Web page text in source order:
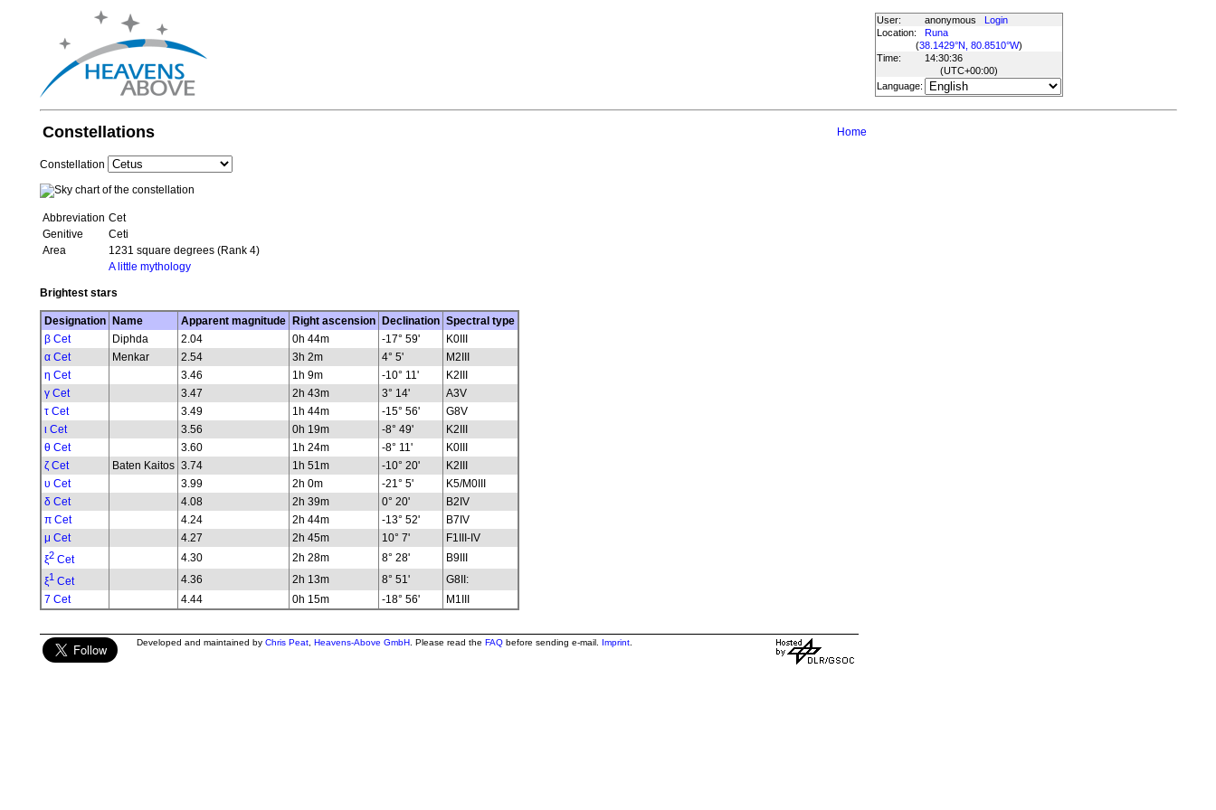
User: anonymous
Login
Location:
Runa
(38.1429°N, 80.8510°W)
Time:
14:30:36
(UTC+00:00)
Language:
Constellations Home
Constellation
Abbreviation Cet
Genitive
Ceti
Area
1231 square degrees (Rank 4)
A little mythology
Brightest stars
Designation Name Apparent magnitude Right ascension Declination Spectral type
β Cet
Diphda 2.04 0h 44m -17° 59'
K0III
α Cet
Menkar 2.54 3h 2m 4° 5'
M2III
η Cet
3.46 1h 9m -10° 11'
K2III
γ Cet
3.47 2h 43m 3° 14'
A3V
τ Cet
3.49 1h 44m -15° 56'
G8V
ι Cet
3.56 0h 19m -8° 49'
K2III
θ Cet
3.60 1h 24m -8° 11'
K0III
ζ Cet
Baten Kaitos 3.74 1h 51m -10° 20'
K2III
υ Cet
3.99 2h 0m -21° 5'
K5/M0III
δ Cet
4.08 2h 39m 0° 20'
B2IV
π Cet
4.24 2h 44m -13° 52'
B7IV
μ Cet
4.27 2h 45m 10° 7'
F1III-IV
ξ2Cet 4.30 2h 28m 8° 28'
B9III
ξ1Cet 4.36 2h 13m 8° 51'
G8II:
7 Cet
4.44 0h 15m -18° 56' M1III
Developed and maintained by Chris Peat, Heavens-Above GmbH. Please read the FAQbefore sending e-mail. Imprint.